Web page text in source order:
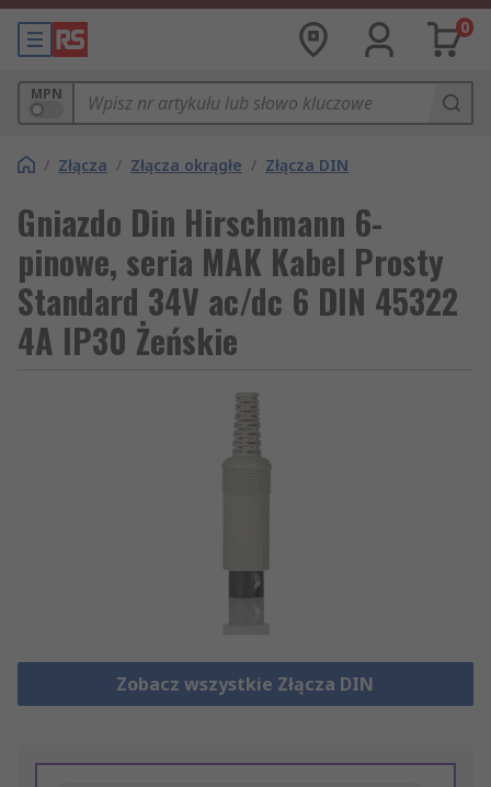
0
MPN
/ Złącza / Złącza okrągłe / Złącza DIN
Gniazdo Din Hirschmann 6-
pinowe, seria MAK Kabel Prosty
Standard 34V ac/dc 6 DIN 45322
4A IP30 Żeńskie
Zobacz wszystkie Złącza DIN